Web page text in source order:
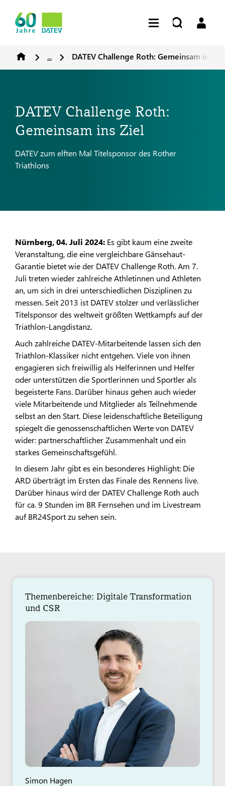
... DATEV Challenge Roth: Gemeinsam ins
DATEV Challenge Roth:
Gemeinsam ins Ziel
DATEV zum elften Mal Titelsponsor des Rother
Triathlons
Nürnberg, 04. Juli 2024: Es gibt kaum eine zweite
Veranstaltung, die eine vergleichbare Gänsehaut-
Garantie bietet wie der DATEV Challenge Roth. Am 7.
Juli treten wieder zahlreiche Athletinnen und Athleten
an, um sich in drei unterschiedlichen Disziplinen zu
messen. Seit 2013 ist DATEV stolzer und verlässlicher
Titelsponsor des weltweit größten Wettkampfs auf der
Triathlon-Langdistanz.
Auch zahlreiche DATEV-Mitarbeitende lassen sich den
Triathlon-Klassiker nicht entgehen. Viele von ihnen
engagieren sich freiwillig als Helferinnen und Helfer
oder unterstützen die Sportlerinnen und Sportler als
begeisterte Fans. Darüber hinaus gehen auch wieder
viele Mitarbeitende und Mitglieder als Teilnehmende
selbst an den Start. Diese leidenschaftliche Beteiligung
spiegelt die genossenschaftlichen Werte von DATEV
wider: partnerschaftlicher Zusammenhalt und ein
starkes Gemeinschaftsgefühl.
In diesem Jahr gibt es ein besonderes Highlight: Die
ARD überträgt im Ersten das Finale des Rennens live.
Darüber hinaus wird der DATEV Challenge Roth auch
für ca. 9 Stunden im BR Fernsehen und im Livestream
auf BR24Sport zu sehen sein.
Themenbereiche: Digitale Transformation
und CSR
Simon Hagen